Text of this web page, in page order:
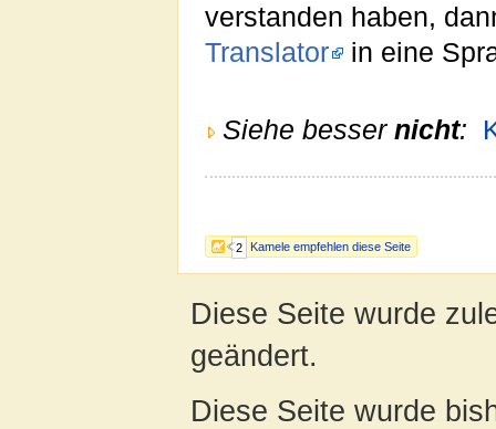
2 Kamele empfehlen diese Seite
verstanden haben,
Translator
in eine
Siehe besser nicht:
Diese Seite wurde
geändert.
Diese Seite wurde